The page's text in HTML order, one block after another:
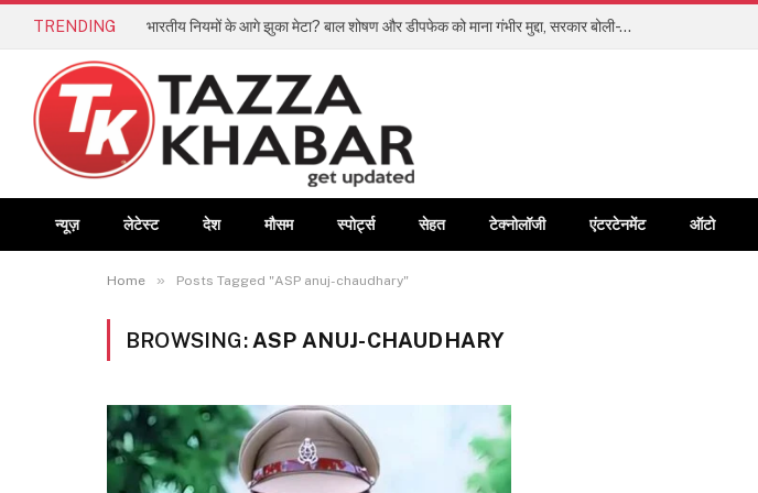
TRENDING भारतीय नियमों के आगे झुका मेटा? बाल शोषण और डीपफेक को माना गंभीर मुद्दा, सरकार बोली- US के कानून नहीं चलेंगे
न्यूज़ लेटेस्ट देश मौसम स्पोर्ट्स सेहत टेक्नोलॉजी एंटरटेनमेंट ऑटो
Home » Posts Tagged "ASP anuj-chaudhary"
BROWSING: ASP ANUJ-CHAUDHARY